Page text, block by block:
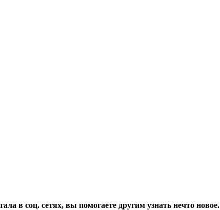
в соц. сетях, вы помогаете другим узнать нечто новое.